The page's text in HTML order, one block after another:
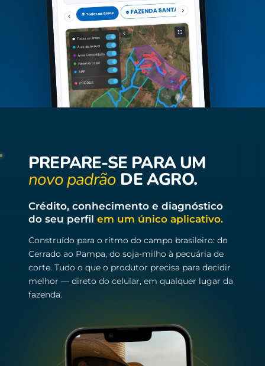
PREPARE-SE PARA UM
novo padrão DE AGRO.
Crédito, conhecimento e diagnóstico
do seu perfil em um único aplicativo.
Construído para o ritmo do campo brasileiro: do
Cerrado ao Pampa, do soja-milho à pecuária de
corte. Tudo o que o produtor precisa para decidir
melhor — direto do celular, em qualquer lugar da
fazenda.